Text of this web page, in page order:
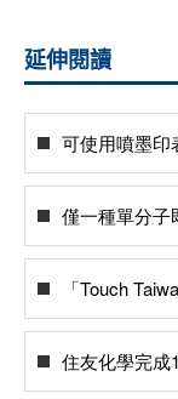
延伸閱讀
可使用噴墨印
僅一種單分子
「Touch
住友化學完成